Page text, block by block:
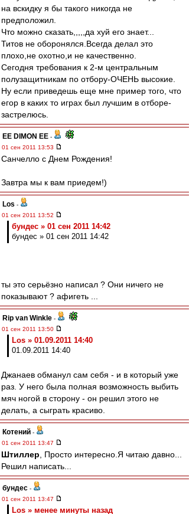
на вскидку я бы такого никогда не
предположил.
Что можно сказать,,,,,да хуй его знает...
Титов не оборонялся.Всегда делал это
плохо,не охотно,и не качественно.
Сегодня требования к 2-м центральным
полузащитникам по отбору-ОЧЕНЬ высокие.
Ну если приведешь еще мне пример того, что
егор в каких то играх был лучшим в отборе-
застрелюсь.
EE DIMON EE -
01 сен 2011 13:53
Санчелло с Днем Рождения!
Завтра мы к вам приедем!)
Los -
01 сен 2011 13:52
бундес » 01 сен 2011 14:42
бундес » 01 сен 2011 14:42
ты это серьёзно написал ? Они ничего не
показывают ? афигеть ...
Rip van Winkle -
01 сен 2011 13:50
Los » 01.09.2011 14:40
01.09.2011 14:40
Джанаев обманул сам себя - и в который уже
раз. У него была полная возможность выбить
мяч ногой в сторону - он решил этого не
делать, а сыграть красиво.
Котений -
01 сен 2011 13:47
Штиллер , Просто интересно.Я читаю давно...
Решил написать...
бундес -
01 сен 2011 13:47
Los » менее минуты назад